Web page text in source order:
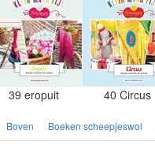
39 eropuit 40 Circus
Boven Boeken scheepjeswol